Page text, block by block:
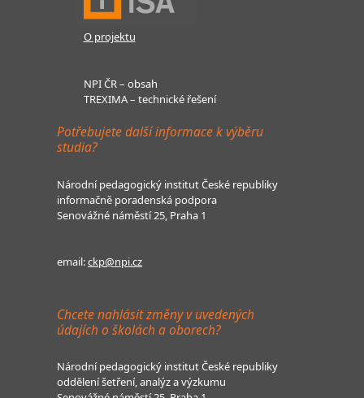
O projektu
NPI ČR – obsah
TREXIMA – technické řešení
Potřebujete další informace k výběru
studia?
Národní pedagogický institut České republiky
informačně poradenská podpora
Senovážné náměstí 25, Praha 1
email:ckp@npi.cz
Chcete nahlásit změny v uvedených
údajích o školách a oborech?
Národní pedagogický institut České republiky
oddělení šetření, analýz a výzkumu